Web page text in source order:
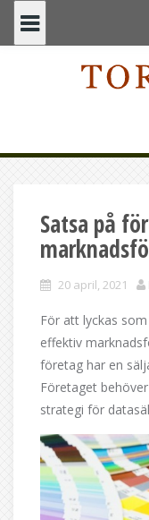
Satsa på
20 april, 2021
För att lyckas
effektiv
företag har en
Företaget
strategi för